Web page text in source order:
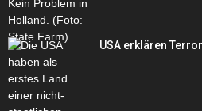
USA erklären